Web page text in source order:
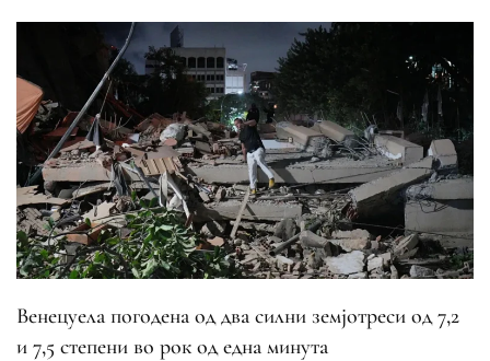
Венецуела погодена од два силни земјотреси од 7,2
и 7,5 степени во рок од една минута